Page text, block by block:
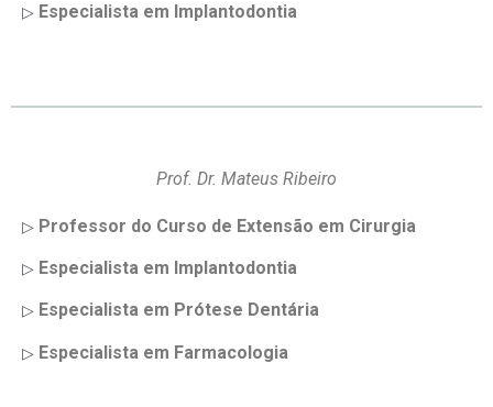
▷ Especialista em Implantodontia
Prof. Dr. Mateus Ribeiro
▷ Professor do Curso de Extensão em Cirurgia
▷ Especialista em Implantodontia
▷ Especialista em Prótese Dentária
▷ Especialista em Farmacologia